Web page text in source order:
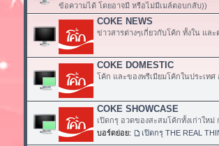
ข้อความได้ โดยอาจมี หรือไม่มีเมล์ตอบกลับ))
COKE NEWS
ข่าวสารต่างๆเกี่ยวกับโค้ก ทั้งใน และ
COKE DOMESTIC
โค้ก และของพรีเมียมโค้กในประเท
COKE SHOWCASE
เปิดกรุ อวดของสะสมโค้กทั้งเก่าใหม่
บอร์ดย่อย:
เปิดกรุ THE REAL